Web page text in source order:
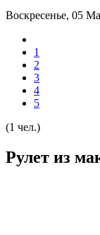
Воскресенье, 05
1
2
3
4
5
(1 чел.)
Рулет из